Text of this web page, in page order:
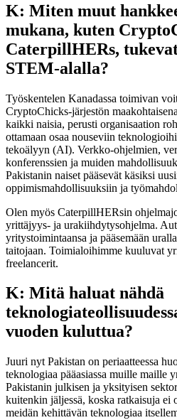
K: Miten muut
mukana, kuten
CaterpillHERs,
STEM-alalla?
Työskentelen Kanadassa toimivan
CryptoChicks-järjestön
kaikki naisia, perusti organisaation
ottamaan osaa nouseviin
tekoälyyn (AI). Verkko-ohjelmien,
konferenssien ja muiden
Pakistanin naiset pääsevät käsiksi
oppimismahdollisuuksiin ja
Olen myös CaterpillHERsin
yrittäjyys- ja urakiihdytysohjelma.
yritystoimintaansa ja pääsemään
taitojaan. Toimialoihimme kuuluvat
freelancerit.
K: Mitä haluat nähdä
vuoden kuluttua?
Juuri nyt Pakistan on periaatteessa
teknologiaa pääasiassa muille maille
Pakistanin julkisen ja yksityisen
kuitenkin jäljessä, koska ratkaisuja ei
meidän kehittävän teknologiaa